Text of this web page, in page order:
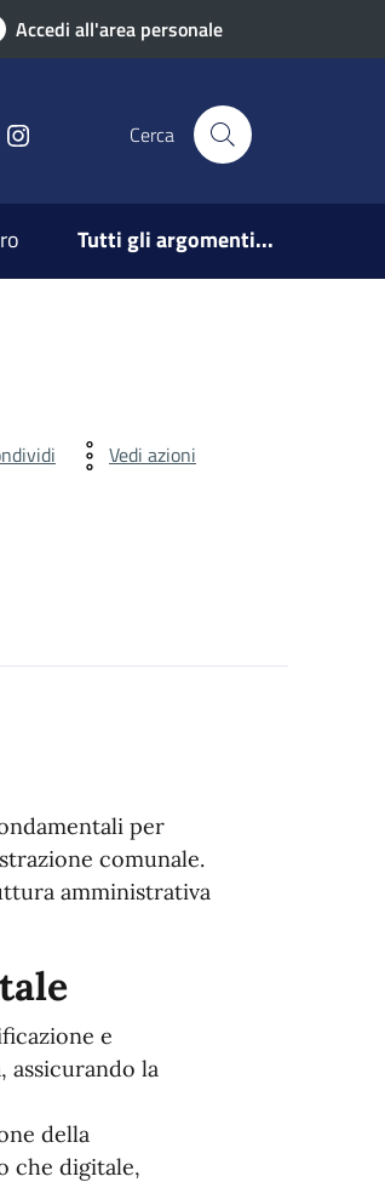
Accedi all'area personale
Cerca
Tutti gli argomenti...
Vedi azioni
per
comunale.
amministrativa
e
assicurando la
della
che digitale,